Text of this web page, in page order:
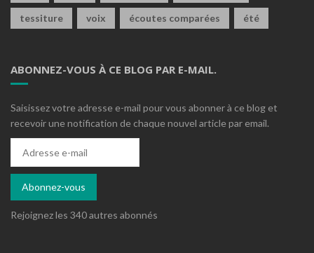
tessiture voix écoutes comparées été
ABONNEZ-VOUS À CE BLOG PAR E-MAIL.
Saisissez votre adresse e-mail pour vous abonner à ce blog et
recevoir une notification de chaque nouvel article par email.
mail
Abonnez-vous
Rejoignez les 340 autres abonnés